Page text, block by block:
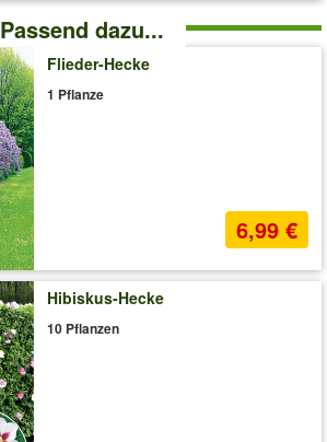
Passend dazu...
Flieder-Hecke
1 Pflanze
6,99 €
Hibiskus-Hecke
10 Pflanzen